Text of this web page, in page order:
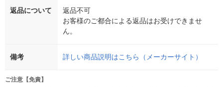
返品について
返品不可
お客様のご都合による返品はお受けできませ
ん。
備考 詳しい商品説明はこちら（メーカーサイト）
ご注意【免責】